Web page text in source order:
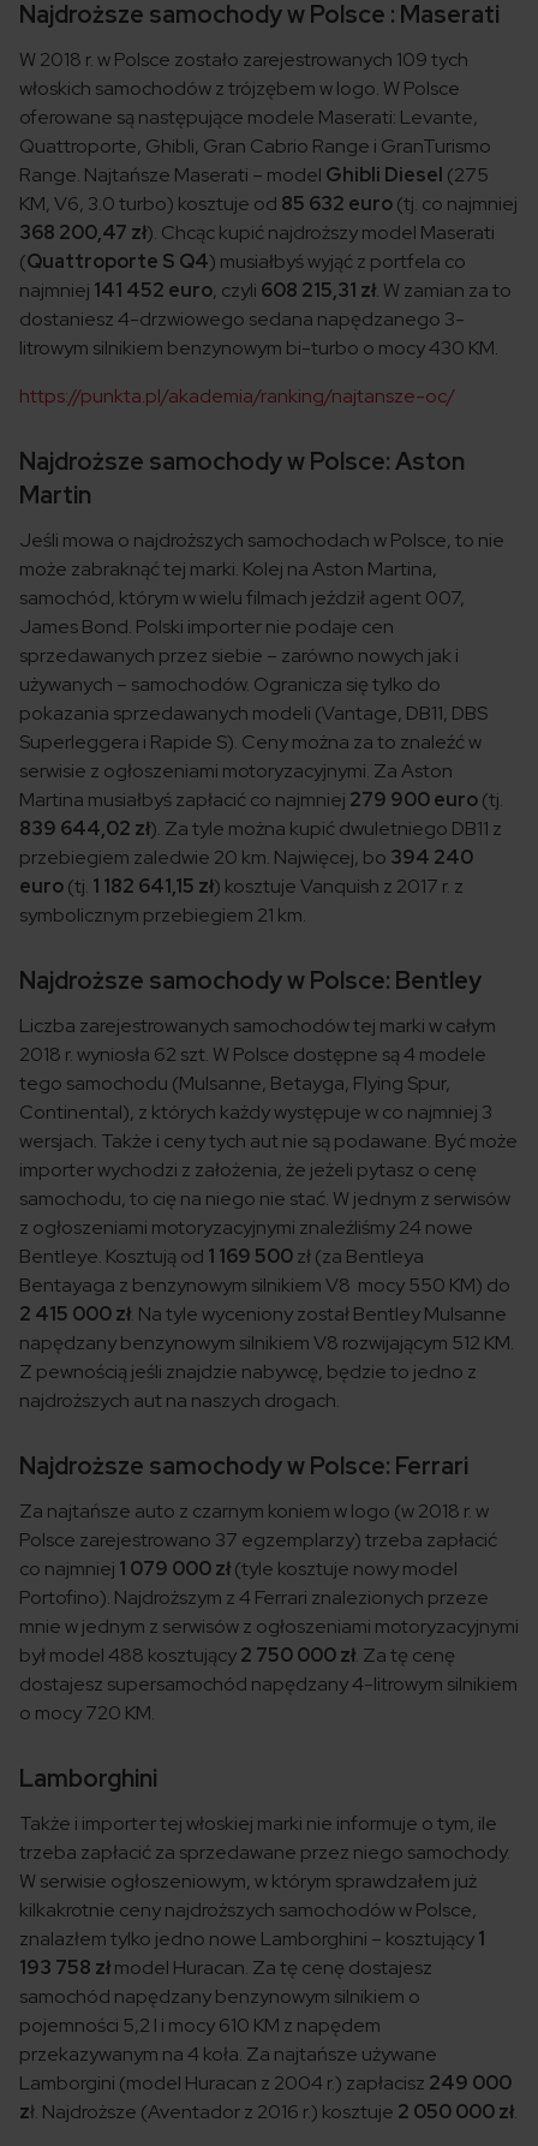
Najdroższe samochody w Polsce : Maserati
W 2018 r. w Polsce zostało zarejestrowanych 109 tych
włoskich samochodów z trójzębem w logo. W Polsce
oferowane są następujące modele Maserati: Levante,
Quattroporte, Ghibli, Gran Cabrio Range i GranTurismo
Range. Najtańsze Maserati – model Ghibli Diesel (275
KM, V6, 3.0 turbo) kosztuje od 85 632 euro(tj. co najmniej
368 200,47 zł). Chcąc kupić najdroższy model Maserati
(Quattroporte S Q4) musiałbyś wyjąć z portfela co
najmniej 141 452 euro, czyli 608 215,31 zł. W zamian za to
dostaniesz 4-drzwiowego sedana napędzanego 3-
litrowym silnikiem benzynowym bi-turbo o mocy 430 KM.
https://punkta.pl/akademia/ranking/najtansze-oc/
Najdroższe samochody w Polsce: Aston
Martin
Jeśli mowa o najdroższych samochodach w Polsce, to nie
może zabraknąć tej marki. Kolej na Aston Martina,
samochód, którym w wielu filmach jeździł agent 007,
James Bond. Polski importer nie podaje cen
sprzedawanych przez siebie – zarówno nowych jak i
używanych – samochodów. Ogranicza się tylko do
pokazania sprzedawanych modeli (Vantage, DB11, DBS
Superleggera i Rapide S). Ceny można za to znaleźć w
serwisie z ogłoszeniami motoryzacyjnymi. Za Aston
Martina musiałbyś zapłacić co najmniej 279 900 euro(tj.
839 644,02 zł). Za tyle można kupić dwuletniego DB11 z
przebiegiem zaledwie 20 km. Najwięcej, bo 394 240
euro(tj. 1 182 641,15 zł) kosztuje Vanquish z 2017 r. z
symbolicznym przebiegiem 21 km.
Najdroższe samochody w Polsce: Bentley
Liczba zarejestrowanych samochodów tej marki w całym
2018 r. wyniosła 62 szt. W Polsce dostępne są 4 modele
tego samochodu (Mulsanne, Betayga, Flying Spur,
Continental), z których każdy występuje w co najmniej 3
wersjach. Także i ceny tych aut nie są podawane. Być może
importer wychodzi z założenia, że jeżeli pytasz o cenę
samochodu, to cię na niego nie stać. W jednym z serwisów
z ogłoszeniami motoryzacyjnymi znaleźliśmy 24 nowe
Bentleye. Kosztują od 1 169 500zł (za Bentleya
Bentayaga z benzynowym silnikiem V8 mocy 550 KM) do
2 415 000 zł. Na tyle wyceniony został Bentley Mulsanne
napędzany benzynowym silnikiem V8 rozwijającym 512 KM.
Z pewnością jeśli znajdzie nabywcę, będzie to jedno z
najdroższych aut na naszych drogach.
Najdroższe samochody w Polsce: Ferrari
Za najtańsze auto z czarnym koniem w logo (w 2018 r. w
Polsce zarejestrowano 37 egzemplarzy) trzeba zapłacić
co najmniej 1 079 000 zł(tyle kosztuje nowy model
Portofino). Najdroższym z 4 Ferrari znalezionych przeze
mnie w jednym z serwisów z ogłoszeniami motoryzacyjnymi
był model 488 kosztujący2 750 000 zł. Za tę cenę
dostajesz supersamochód napędzany 4-litrowym silnikiem
o mocy 720 KM.
Lamborghini
Także i importer tej włoskiej marki nie informuje o tym, ile
trzeba zapłacić za sprzedawane przez niego samochody.
W serwisie ogłoszeniowym, w którym sprawdzałem już
kilkakrotnie ceny najdroższych samochodów w Polsce,
znalazłem tylko jedno nowe Lamborghini – kosztujący1
193 758 złmodel Huracan. Za tę cenę dostajesz
samochód napędzany benzynowym silnikiem o
pojemności 5,2 l i mocy 610 KM z napędem
przekazywanym na 4 koła. Za najtańsze używane
Lamborgini (model Huracan z 2004 r.) zapłacisz 249 000
zł. Najdroższe (Aventador z 2016 r.) kosztuje 2 050 000 zł.